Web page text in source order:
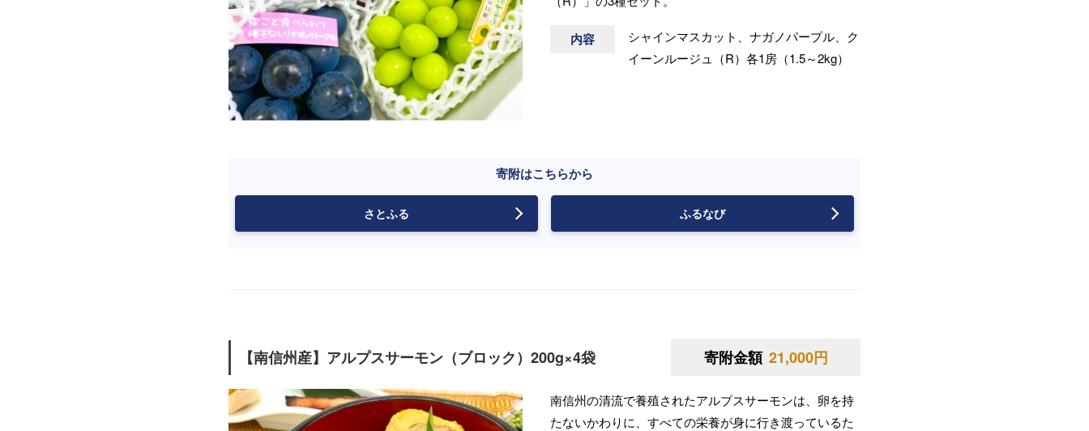
内容
シャインマスカット、ナガノパープル、ク
イーンルージュ（R）各1房（1.5～2kg）
寄附はこちらから
さとふる ふるなび
【南信州産】アルプスサーモン（ブロック）200g×4袋 寄附金額 21,000円
南信州の清流で養殖されたアルプスサーモンは、卵を持
たないかわりに、すべての栄養が身に行き渡っているた